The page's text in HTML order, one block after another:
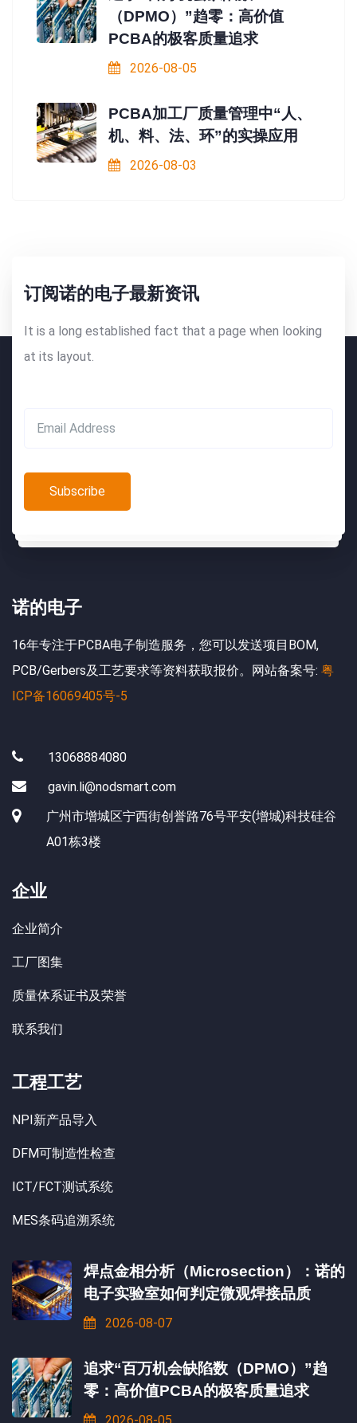
（DPMO）”趋零：高价值
PCBA的极客质量追求
2026-08-05
PCBA加工厂质量管理中“人、
机、料、法、环”的实操应用
2026-08-03
订阅诺的电子最新资讯
It is a long established fact that a page when looking
at its layout.
诺的电子
16年专注于PCBA电子制造服务，您可以发送项目BOM,
PCB/Gerbers及工艺要求等资料获取报价。网站备案号: 粤
ICP备16069405号-5
13068884080
gavin.li@nodsmart.com
广州市增城区宁西街创誉路76号平安(增城)科技硅谷
A01栋3楼
企业
企业简介
工厂图集
质量体系证书及荣誉
联系我们
工程工艺
NPI新产品导入
DFM可制造性检查
ICT/FCT测试系统
MES条码追溯系统
焊点金相分析（Microsection）：诺的
电子实验室如何判定微观焊接品质
2026-08-07
追求“百万机会缺陷数（DPMO）”趋
零：高价值PCBA的极客质量追求
2026-08-05